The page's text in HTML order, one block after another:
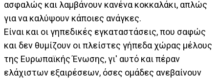
ασφαλώς και λαμβάνουν κανένα κοκκαλάκι, απλώς
για να καλύψουν κάποιες ανάγκες.
Είναι και οι γηπεδικές εγκαταστάσεις, που σαφώς
και δεν θυμίζουν οι πλείστες γήπεδα χώρας μέλους
της Ευρωπαϊκής Ένωσης, γι' αυτό και πέραν
ελάχιστων εξαιρέσεων, όσες ομάδες ανεβαίνουν